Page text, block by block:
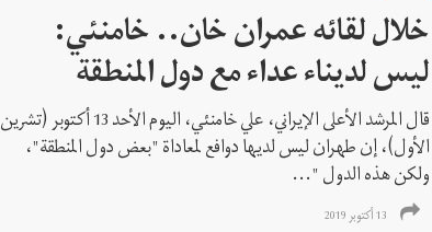
خلال لقائه عمران خان.. خامنئي:
لیس لديناء عداء مع دول المنطقة
قال المرشد الأعلى الإيراني، علي خامنئي، اليوم الأحد 13 أكتوبر (تشرين
الأول)، إن طهران ليس لديها دوافع لمعاداة "بعض دول المنطقة"،
ولكن هذه الدول "...
13 أكتوبر 2019